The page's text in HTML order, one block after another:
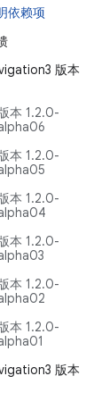
依赖项
版本
本 1.2.0-
本 1.2.0-
本 1.2.0-
本 1.2.0-
本 1.2.0-
本 1.2.0-
版本